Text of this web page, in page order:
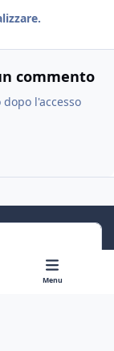
commento
l'accesso
Menu